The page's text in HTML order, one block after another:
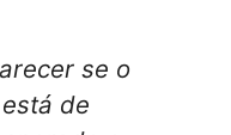
se o
de